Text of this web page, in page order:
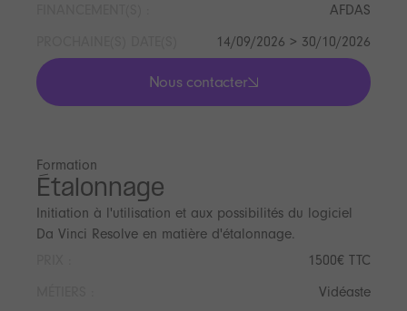
AFDAS
14/09/2026 > 30/10/2026
lis les actualités
Nous contacter
Formation
Étalonnage
Initiation à l'utilisation et aux possibilités du logiciel
Da Vinci Resolve en matière d'étalonnage.
1500€ TTC
Vidéaste